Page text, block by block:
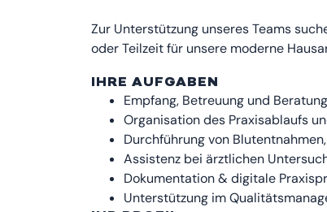
Zur Unterstützung unseres Teams
oder Teilzeit für unsere moderne
IHRE AUFGABEN
Empfang, Betreuung und
Organisation des Praxisablaufs
Durchführung von
Assistenz bei ärztlichen
Dokumentation & digitale
Unterstützung im